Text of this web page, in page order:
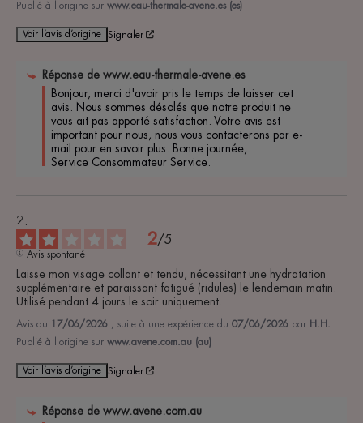
Publié à l'origine sur www.eau-thermale-avene.es (es)
Voir l’avis d’origine Signaler
Réponse de www.eau-thermale-avene.es
Bonjour, merci d'avoir pris le temps de laisser cet
avis. Nous sommes désolés que notre produit ne
vous ait pas apporté satisfaction. Votre avis est
important pour nous, nous vous contacterons par e-
mail pour en savoir plus. Bonne journée,
Service Consommateur Service.
2/5
Avis spontané
Laisse mon visage collant et tendu, nécessitant une hydratation
supplémentaire et paraissant fatigué (ridules) le lendemain matin.
Utilisé pendant 4 jours le soir uniquement.
Avis du 17/06/2026 , suite à une expérience du 07/06/2026 par H.H.
Publié à l'origine sur www.avene.com.au (au)
Voir l’avis d’origine Signaler
Réponse de www.avene.com.au